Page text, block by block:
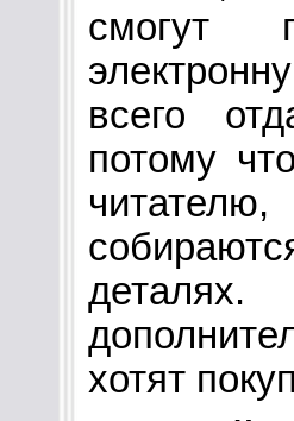
смогут
всего
потому
деталях.
хотят